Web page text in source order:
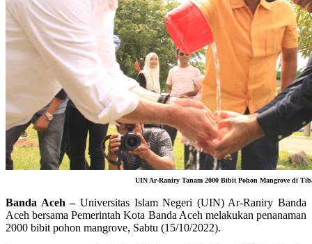
UIN Ar-Raniry Tanam 2000 Bibit Pohon Mangrove di
Banda Aceh – Universitas Islam Negeri (UIN) Ar-Raniry Banda
Aceh bersama Pemerintah Kota Banda Aceh melakukan penanaman
2000 bibit pohon mangrove, Sabtu (15/10/2022).